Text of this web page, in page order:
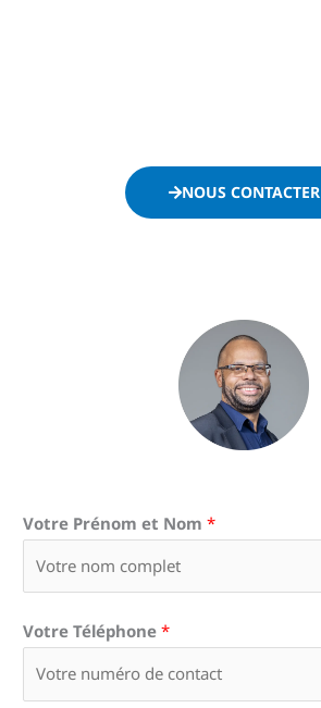
NOUS CONTACTER
Votre Prénom et Nom *
Votre Téléphone *